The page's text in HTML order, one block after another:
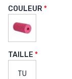
CONTACT
COULEUR
TAILLE
TU